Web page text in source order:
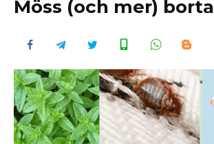
Möss (och mer) borta